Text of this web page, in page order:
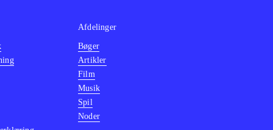
Afdelinger
Bøger
Artikler
Film
Musik
Spil
Noder